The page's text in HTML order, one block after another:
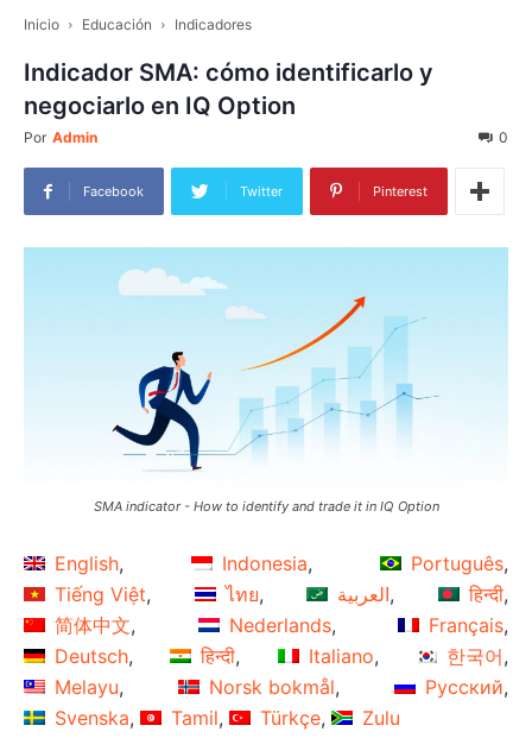
Inicio Educación Indicadores
Indicador SMA: cómo identificarlo y
negociarlo en IQ Option
Por Admin 0
Facebook Twitter Pinterest
SMA indicator - How to identify and trade it in IQ Option
English Indonesia
Português
Tiếng Việt
ไทย العربية
हिन्दी
简体中文
Nederlands
Français
Deutsch
हिन्दी Italiano
한국어
Melayu
Norsk bokmål
Русский
Svenska
Tamil Türkçe Zulu